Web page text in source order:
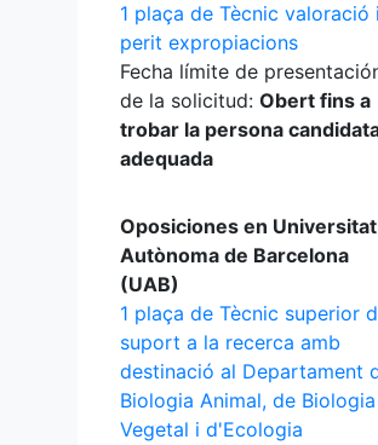
1 plaça de Tècnic valoració
perit expropiacions
Fecha límite de
de la solicitud: Obert fins a
trobar la persona
adequada
Oposiciones en Universitat
Autònoma de Barcelona
(UAB)
1 plaça de Tècnic superior
suport a la recerca amb
destinació al Departament
Biologia Animal, de Biologia
Vegetal i d'Ecologia